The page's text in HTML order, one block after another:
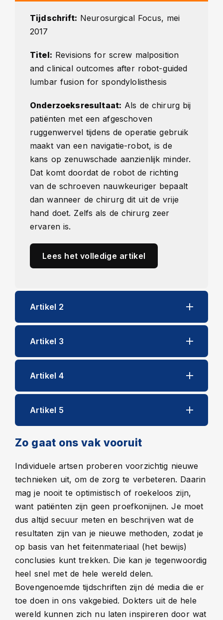
Tijdschrift: Neurosurgical Focus, mei
2017
Titel: Revisions for screw malposition
and clinical outcomes after robot-guided
lumbar fusion for spondylolisthesis
Onderzoeksresultaat: Als de chirurg bij
patiënten met een afgeschoven
ruggenwervel tijdens de operatie gebruik
maakt van een navigatie-robot, is de
kans op zenuwschade aanzienlijk minder.
Dat komt doordat de robot de richting
van de schroeven nauwkeuriger bepaalt
dan wanneer de chirurg dit uit de vrije
hand doet. Zelfs als de chirurg zeer
ervaren is.
Lees het volledige artikel
Artikel 2
Artikel 3
Artikel 4
Artikel 5
Zo gaat ons vak vooruit
Individuele artsen proberen voorzichtig nieuwe
technieken uit, om de zorg te verbeteren. Daarin
mag je nooit te optimistisch of roekeloos zijn,
want patiënten zijn geen proefkonijnen. Je moet
dus altijd secuur meten en beschrijven wat de
resultaten zijn van je nieuwe methoden, zodat je
op basis van het feitenmateriaal (het bewijs)
conclusies kunt trekken. Die kan je tegenwoordig
heel snel met de hele wereld delen.
Bovengenoemde tijdschriften zijn dé media die er
toe doen in ons vakgebied. Dokters uit de hele
wereld kunnen zich nu laten inspireren door wat